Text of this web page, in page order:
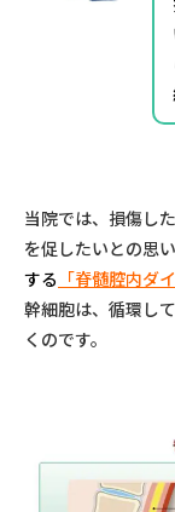
当院では、損傷し
を促したいとの思い
する 「脊髄腔内ダ
幹細胞は、循環し
くのです。